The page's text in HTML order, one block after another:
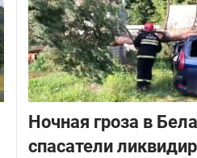
Ночная гроза в
спасатели